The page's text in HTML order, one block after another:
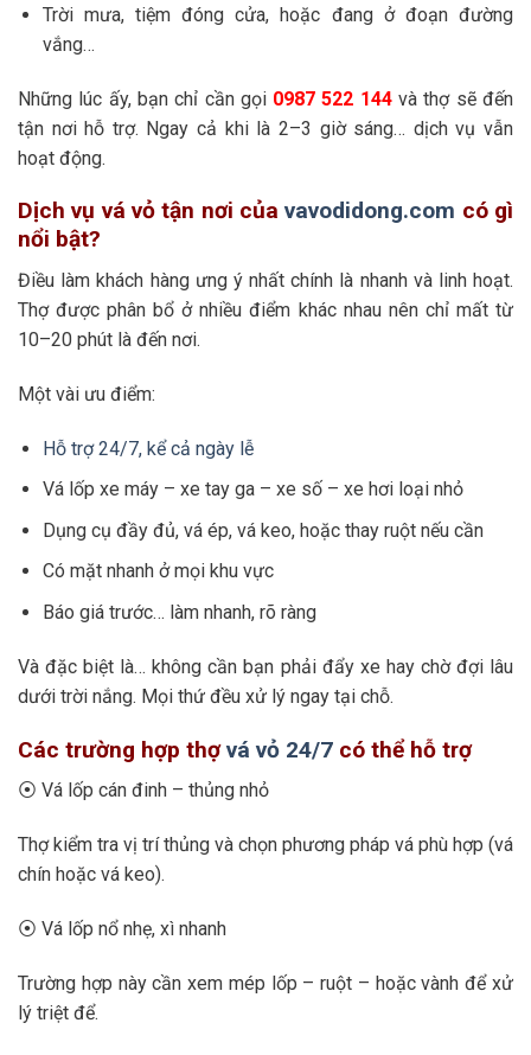
Trời mưa, tiệm đóng cửa, hoặc đang ở đoạn đường
vắng…
Những lúc ấy, bạn chỉ cần gọi 0987 522 144và thợ sẽ đến
tận nơi hỗ trợ. Ngay cả khi là 2–3 giờ sáng… dịch vụ vẫn
hoạt động.
Dịch vụ vá vỏ tận nơi củavavodidong.com có gì
nổi bật?
Điều làm khách hàng ưng ý nhất chính là nhanh và linh hoạt.
Thợ được phân bổ ở nhiều điểm khác nhau nên chỉ mất từ
10–20 phút là đến nơi.
Một vài ưu điểm:
Hỗ trợ 24/7, kể cả ngày lễ
Vá lốp xe máy – xe tay ga – xe số – xe hơi loại nhỏ
Dụng cụ đầy đủ, vá ép, vá keo, hoặc thay ruột nếu cần
Có mặt nhanh ở mọi khu vực
Báo giá trước… làm nhanh, rõ ràng
Và đặc biệt là… không cần bạn phải đẩy xe hay chờ đợi lâu
dưới trời nắng. Mọi thứ đều xử lý ngay tại chỗ.
Các trường hợp thợvá vỏ 24/7 có thể hỗ trợ
⦿ Vá lốp cán đinh – thủng nhỏ
Thợ kiểm tra vị trí thủng và chọn phương pháp vá phù hợp (vá
chín hoặc vá keo).
⦿ Vá lốp nổ nhẹ, xì nhanh
Trường hợp này cần xem mép lốp – ruột – hoặc vành để xử
lý triệt để.